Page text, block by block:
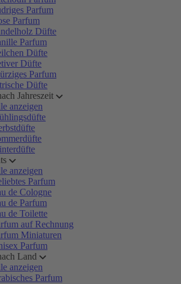
Parfum
Parfum
Düfte
Parfum
Düfte
Düfte
Parfum
Düfte
Jahreszeit
anzeigen
anzeigen
Parfum
de Cologne
de Parfum
de Toilette
auf Rechnung
Miniaturen
Parfum
Land
anzeigen
Parfum